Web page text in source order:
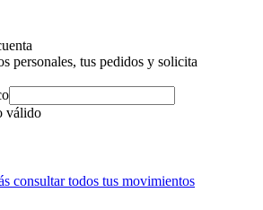
personales, tus pedidos y solicita
válido
consultar todos tus movimientos